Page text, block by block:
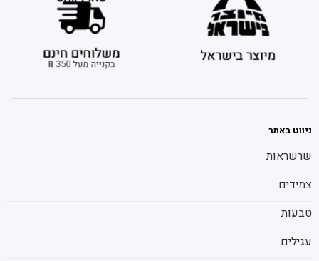
ניווט באתר
שרשראות
צמידים
טבעות
עגילים